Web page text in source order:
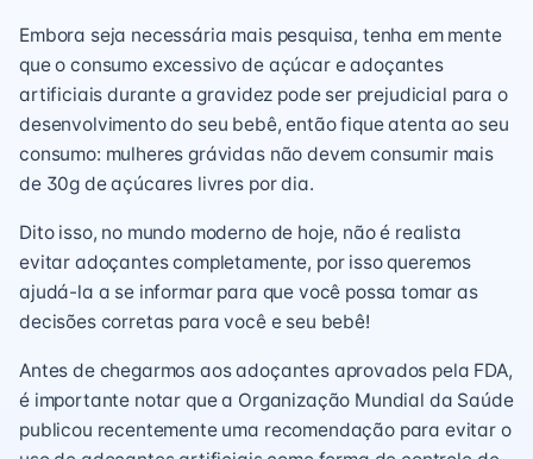
Embora seja necessária mais pesquisa, tenha em mente
que o consumo excessivo de açúcar e adoçantes
artificiais durante a gravidez pode ser prejudicial para o
desenvolvimento do seu bebê, então fique atenta ao seu
consumo: mulheres grávidas não devem consumir mais
de 30g de açúcares livres por dia.
Dito isso, no mundo moderno de hoje, não é realista
evitar adoçantes completamente, por isso queremos
ajudá-la a se informar para que você possa tomar as
decisões corretas para você e seu bebê!
Antes de chegarmos aos adoçantes aprovados pela FDA,
é importante notar que a Organização Mundial da Saúde
publicou recentemente uma recomendação para evitar o